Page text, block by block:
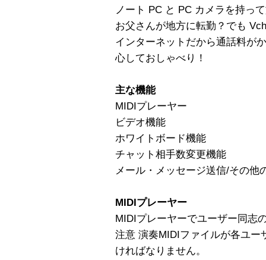
ノート PC と PC カメラを持っ
お父さんが地方に転勤？でも
インターネットだから通話料が
心しておしゃべり！
主な機能
MIDIプレーヤー
ビデオ機能
ホワイトボード機能
チャット相手数変更機能
メール・メッセージ送信/その他
MIDIプレーヤー
MIDIプレーヤーでユーザー同志
注意 演奏MIDIファイルが各ユー
ければなりません。